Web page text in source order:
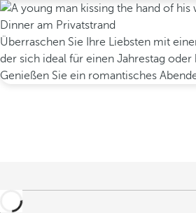
Dinner am Privatstrand
Überraschen Sie Ihre Liebsten mit
der sich ideal für einen Jahrestag oder
Genießen Sie ein romantisches